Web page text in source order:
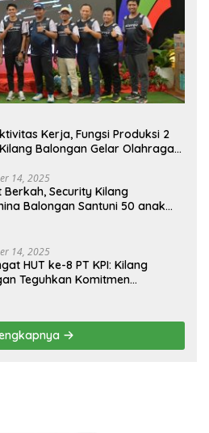
Kerja, Fungsi Produksi 2
Balongan Gelar Olahraga
14, 2025
Berkah, Security Kilang
Balongan Santuni 50 anak
14, 2025
HUT ke-8 PT KPI: Kilang
Teguhkan Komitmen